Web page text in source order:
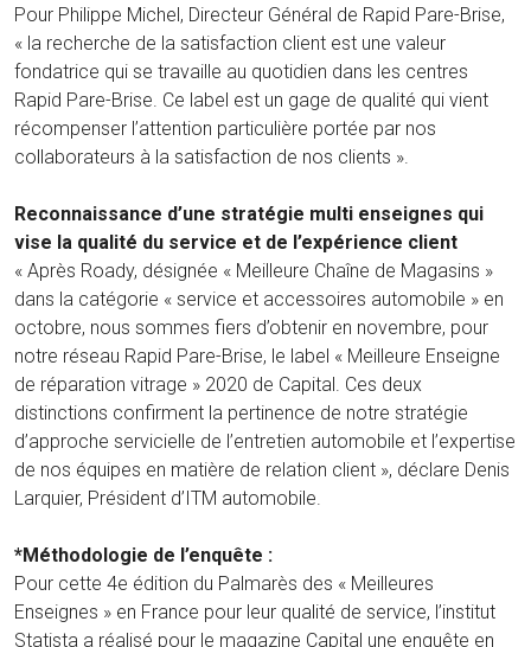
Pour Philippe Michel, Directeur Général de Rapid Pare-Brise,
« la recherche de la satisfaction client est une valeur
fondatrice qui se travaille au quotidien dans les centres
Rapid Pare-Brise. Ce label est un gage de qualité qui vient
récompenser l’attention particulière portée par nos
collaborateurs à la satisfaction de nos clients ».
Reconnaissance d’une stratégie multi enseignes qui
vise la qualité du service et de l’expérience client
« Après Roady, désignée « Meilleure Chaîne de Magasins »
dans la catégorie « service et accessoires automobile » en
octobre, nous sommes fiers d’obtenir en novembre, pour
notre réseau Rapid Pare-Brise, le label « Meilleure Enseigne
de réparation vitrage » 2020 de Capital. Ces deux
distinctions confirment la pertinence de notre stratégie
d’approche servicielle de l’entretien automobile et l’expertise
de nos équipes en matière de relation client », déclare Denis
Larquier, Président d’ITM automobile.
*Méthodologie de l’enquête :
Pour cette 4e édition du Palmarès des « Meilleures
Enseignes » en France pour leur qualité de service, l’institut
Statista a réalisé pour le magazine Capital une enquête en